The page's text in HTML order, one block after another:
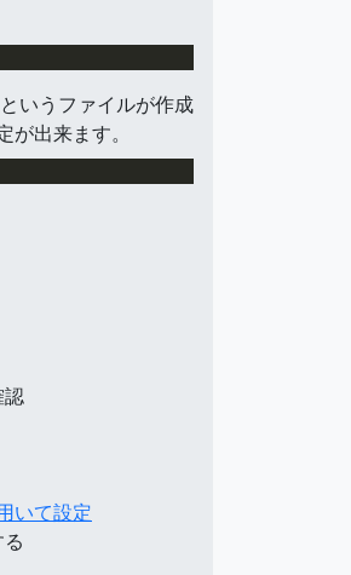
というファイルが作成
出来ます。
認
いて設定